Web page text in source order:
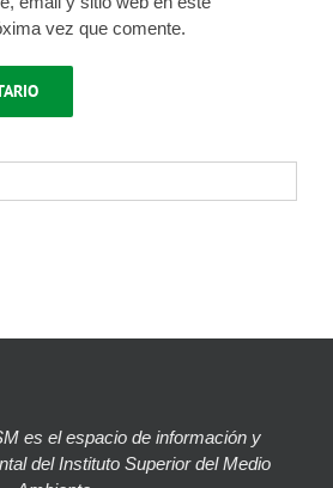
vez que comente.
es el espacio de información y
del Instituto Superior del Medio